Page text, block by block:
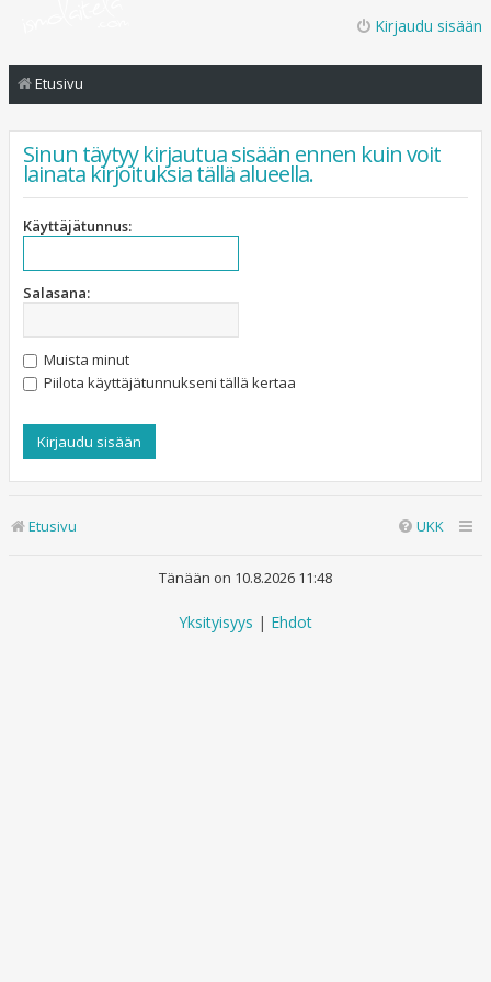
Kirjaudu sisään
Etusivu
Sinun täytyy kirjautua sisään ennen kuin voit
lainata kirjoituksia tällä alueella.
Käyttäjätunnus:
Salasana:
Muista minut
Piilota käyttäjätunnukseni tällä kertaa
Etusivu UKK
Tänään on 10.8.2026 11:48
Yksityisyys | Ehdot